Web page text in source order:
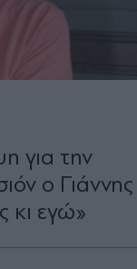
για την
ο Γιάννης
κι εγώ»